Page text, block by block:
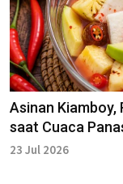
Asinan Kiamboy,
saat Cuaca
23 Jul 2026